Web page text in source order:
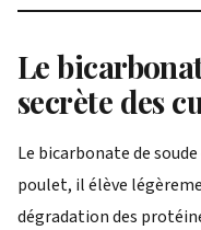
Le
secrète des
Le bicarbonate de
poulet, il élève
dégradation des